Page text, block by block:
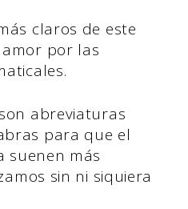
claros de este
por las
abreviaturas
para que el
suenen más
sin ni siquiera